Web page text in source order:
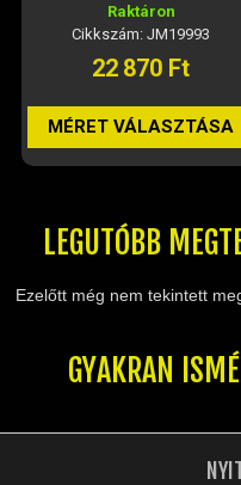
Raktáron
Cikkszám: JM19993
22 870 Ft
MÉRET VÁLASZTÁSA
LEGUTÓBB
Ezelőtt még nem tekintett
GYAKRAN